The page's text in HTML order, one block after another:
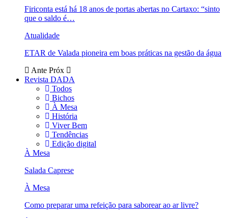
Firiconta está há 18 anos de portas abertas no Cartaxo: “sinto
que o saldo é…
Atualidade
ETAR de Valada pioneira em boas práticas na gestão da água
Ante Próx
Revista DADA
Todos
Bichos
À Mesa
História
Viver Bem
Tendências
Edição digital
À Mesa
Salada Caprese
À Mesa
Como preparar uma refeição para saborear ao ar livre?